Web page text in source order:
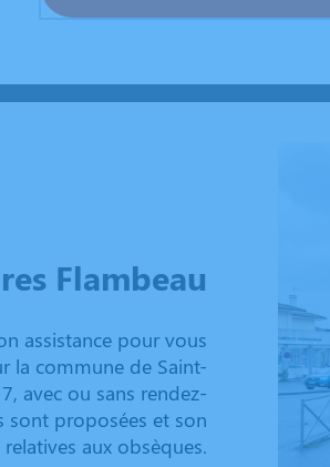
Flambeau
assistance pour vous
la commune de Saint-
avec ou sans rendez-
sont proposées et son
aux obsèques.